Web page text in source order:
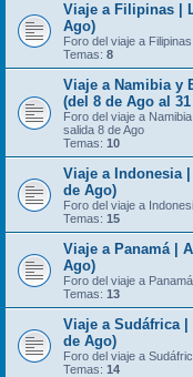
Viaje a Filipinas |
Ago)
Foro del viaje a
Temas: 8
Viaje a Namibia y
(del 8 de Ago al
Foro del viaje a
salida 8 de Ago
Temas: 10
Viaje a Indonesia
de Ago)
Foro del viaje a
Temas: 15
Viaje a Panamá |
Ago)
Foro del viaje a
Temas: 13
Viaje a Sudáfrica
de Ago)
Foro del viaje a
Temas: 14